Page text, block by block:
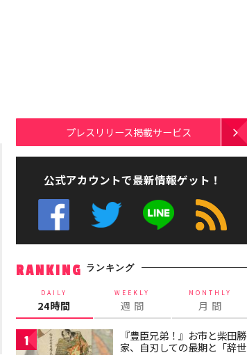
プレスリリース掲載サービス
公式アカウントで最新情報ゲット！
RANKING ランキング
DAILY
24時間
WEEKLY
週 間
MONTHLY
月 間
1
『豊臣兄弟！』お市と柴田勝
家、自刃しての最期と「辞世